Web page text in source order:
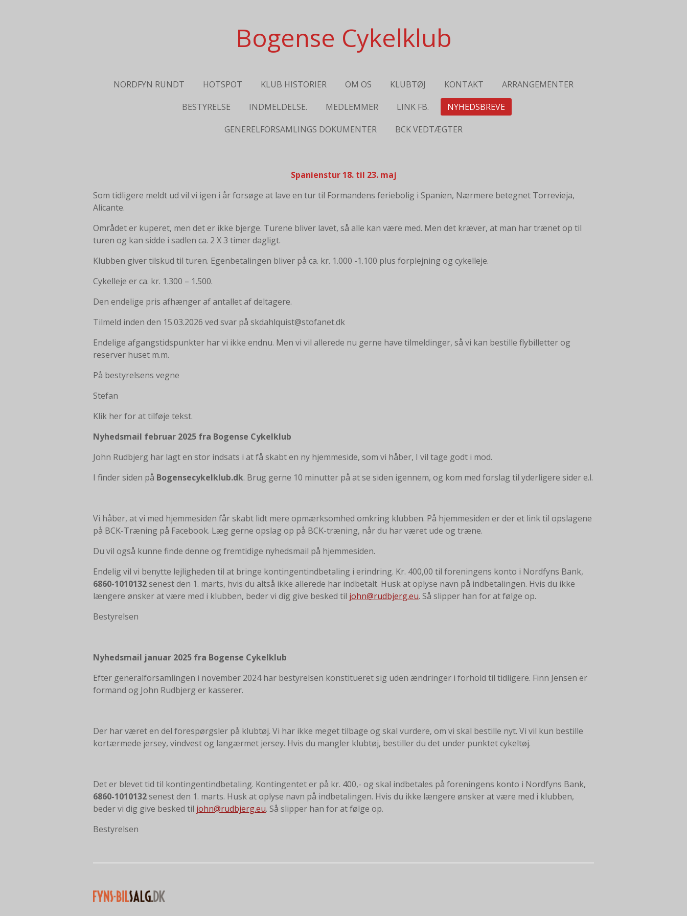
Bogense Cykelklub
NORDFYN RUNDT HOTSPOT KLUB HISTORIER OM OS KLUBTØJ KONTAKT
ARRANGEMENTER
BESTYRELSE
INDMELDELSE. MEDLEMMER LINK FB.
NYHEDSBREVE
GENERELFORSAMLINGS DOKUMENTER
BCK VEDTÆGTER
Spanienstur 18. til 23. maj
Som tidligere meldt ud vil vi igen i år forsøge at lave en tur til Formandens feriebolig i Spanien, Nærmere betegnet Torrevieja,
Alicante.
Området er kuperet, men det er ikke bjerge. Turene bliver lavet, så alle kan være med. Men det kræver, at man har trænet op til
turen og kan sidde i sadlen ca. 2 X 3 timer dagligt.
Klubben giver tilskud til turen. Egenbetalingen bliver på ca. kr. 1.000 -1.100 plus forplejning og cykelleje.
Cykelleje er ca. kr. 1.300 – 1.500.
Den endelige pris afhænger af antallet af deltagere.
Tilmeld inden den 15.03.2026 ved svar på skdahlquist@stofanet.dk
Endelige afgangstidspunkter har vi ikke endnu. Men vi vil allerede nu gerne have tilmeldinger, så vi kan bestille flybilletter og
reserver huset m.m.
På bestyrelsens vegne
Stefan
Klik her for at tilføje tekst.
Nyhedsmail februar 2025 fra Bogense Cykelklub
John Rudbjerg har lagt en stor indsats i at få skabt en ny hjemmeside, som vi håber, I vil tage godt i mod.
I finder siden på Bogensecykelklub.dk. Brug gerne 10 minutter på at se siden igennem, og kom med forslag til yderligere sider e.l.
Vi håber, at vi med hjemmesiden får skabt lidt mere opmærksomhed omkring klubben. På hjemmesiden er der et link til opslagene
på BCK-Træning på Facebook. Læg gerne opslag op på BCK-træning, når du har været ude og træne.
Du vil også kunne finde denne og fremtidige nyhedsmail på hjemmesiden.
Endelig vil vi benytte lejligheden til at bringe kontingentindbetaling i erindring. Kr. 400,00 til foreningens konto i Nordfyns Bank,
6860-1010132senest den 1. marts, hvis du altså ikke allerede har indbetalt. Husk at oplyse navn på indbetalingen. Hvis du ikke
længere ønsker at være med i klubben, beder vi dig give besked til john@rudbjerg.eu. Så slipper han for at følge op.
Bestyrelsen
Nyhedsmail januar 2025 fra Bogense Cykelklub
Efter generalforsamlingen i november 2024 har bestyrelsen konstitueret sig uden ændringer i forhold til tidligere. Finn Jensen er
formand og John Rudbjerg er kasserer.
Der har været en del forespørgsler på klubtøj. Vi har ikke meget tilbage og skal vurdere, om vi skal bestille nyt. Vi vil kun bestille
kortærmede jersey, vindvest og langærmet jersey. Hvis du mangler klubtøj, bestiller du det under punktet cykeltøj.
Det er blevet tid til kontingentindbetaling. Kontingentet er på kr. 400,- og skal indbetales på foreningens konto i Nordfyns Bank,
6860-1010132senest den 1. marts. Husk at oplyse navn på indbetalingen. Hvis du ikke længere ønsker at være med i klubben,
beder vi dig give besked til john@rudbjerg.eu. Så slipper han for at følge op.
Bestyrelsen